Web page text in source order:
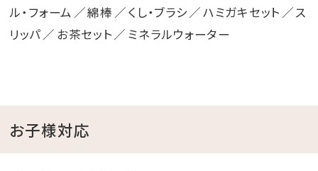
ル・フォーム
綿棒 くし・ブラシ ハミガキセット
ス
リッパ
お茶セット ミネラルウォーター
お子様対応